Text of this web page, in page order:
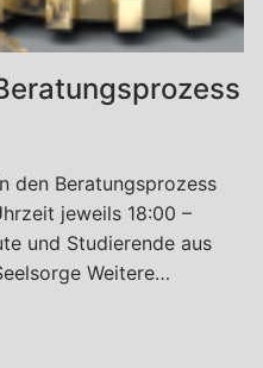
den Beratungsprozess
jeweils 18:00 –
und Studierende aus
Weitere…